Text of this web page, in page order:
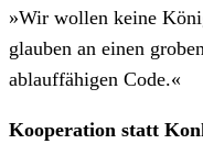
»Wir wollen keine
glauben an einen
ablauffähigen Code.«
Kooperation statt